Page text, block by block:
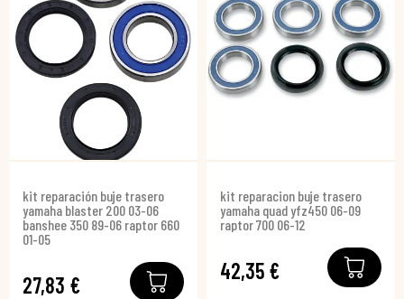
kit reparación buje trasero
yamaha blaster 200 03-06
banshee 350 89-06 raptor 660
01-05
27,83 €
kit reparacion buje trasero
yamaha quad yfz450 06-09
raptor 700 06-12
42,35 €